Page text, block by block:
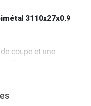
3110x27x0,9
coupe et une
de choisir la
de descente de